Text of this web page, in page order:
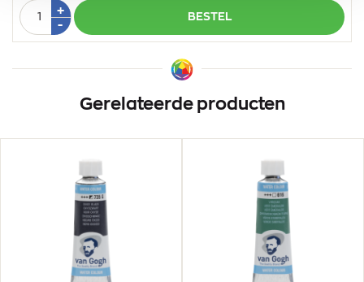
Aantal
+Plus
-Min
1
BESTEL
Gerelateerde producten